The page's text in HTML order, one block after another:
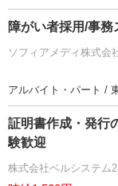
障がい者採用/事務
ソフィアメディ株式会
アルバイト・パート /
証明書作成・発行
験歓迎
株式会社ベルシステム